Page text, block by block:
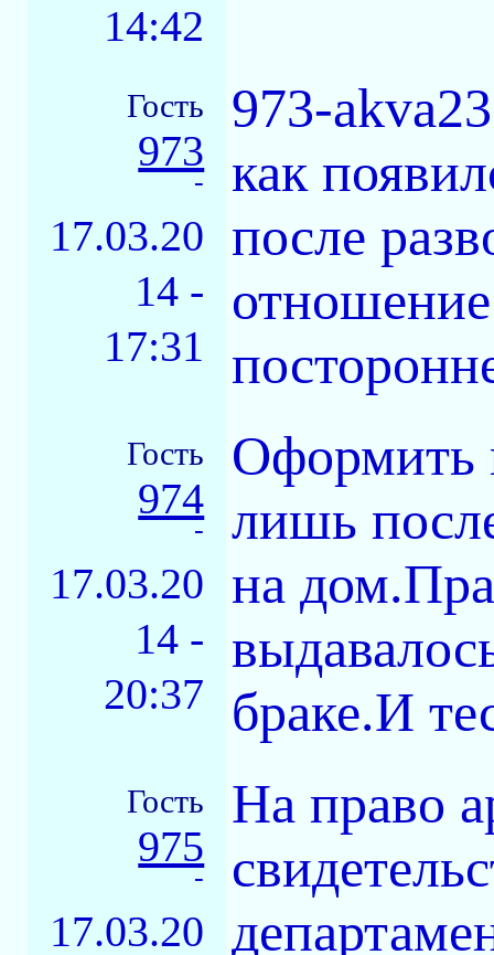
14:42
Гость
973
-
17.03.20
14 -
17:31
973-
как
после
Гость
974
-
17.03.20
14 -
20:37
Оформить
лишь
на
браке.И
Гость
975
-
17.03.20
На право